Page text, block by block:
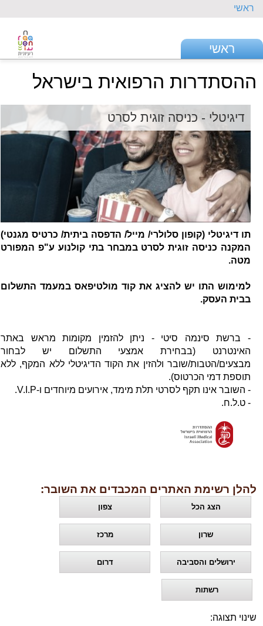
ראשי
ראשי
ההסתדרות הרפואית בישראל
דיגיטלי - כניסה זוגית לסרט
תו דיגיטלי (קופון סלולרי/ מייל/ הדפסה ביתית/ כרטיס מגנטי)
המקנה כניסה זוגית לסרט במבחר בתי קולנוע ע"פ המפורט
מטה.
למימוש התו יש להציג את קוד מולטיפאס במעמד התשלום
בבית העסק.
- ברשת סינמה סיטי - ניתן להזמין מקומות מראש באתר
האינטרנט (בבחירת אמצעי התשלום יש לבחור
מבצעים/הטבות/שובר ולהזין את הקוד הדיגיטלי ללא המקף, ללא
תוספת דמי הכרטוס).
- השובר אינו תקף לסרטי תלת מימד, אירועים מיוחדים ו-V.I.P.
- ט.ל.ח.
להלן רשימת האתרים המכבדים את השובר:
הצג הכל צפון
שרון מרכז
ירושלים והסביבה דרום
רשתות
שינוי תצוגה: